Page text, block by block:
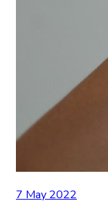
7 May 2022